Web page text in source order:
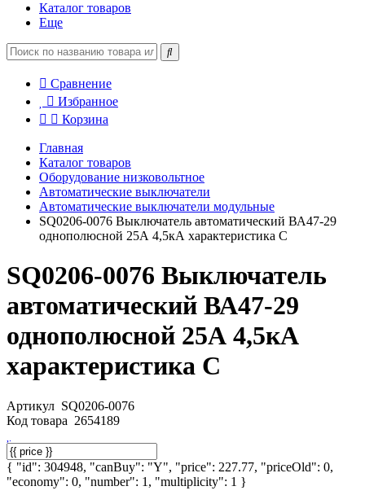
Каталог товаров
Еще
Сравнение
Избранное
Корзина
Главная
Каталог товаров
Оборудование низковольтное
Автоматические выключатели
Автоматические выключатели модульные
SQ0206-0076 Выключатель автоматический ВА47-29
однополюсной 25А 4,5кА характеристика С
SQ0206-0076 Выключатель
автоматический ВА47-29
однополюсной 25А 4,5кА
характеристика С
Артикул SQ0206-0076
Код товара 2654189
{ "id": 304948, "canBuy": "Y", "price": 227.77, "priceOld": 0,
"economy": 0, "number": 1, "multiplicity": 1 }